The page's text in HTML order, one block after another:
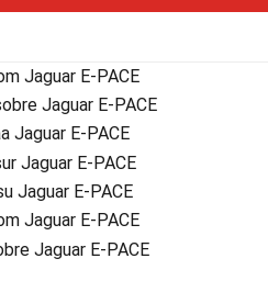
Jaguar E-PACE
Jaguar E-PACE
E-PACE
Jaguar E-PACE
E-PACE
Jaguar E-PACE
Jaguar E-PACE